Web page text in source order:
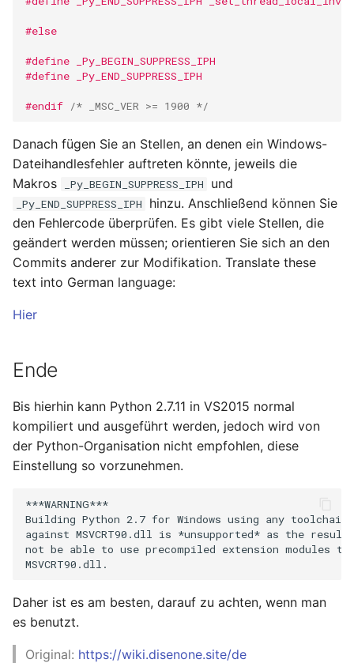
#else
#define _Py_BEGIN_SUPPRESS_IPH
#define _Py_END_SUPPRESS_IPH
#endif /* _MSC_VER >= 1900 */
Danach fügen Sie an Stellen, an denen ein Windows-
Dateihandlesfehler auftreten könnte, jeweils die
Makros
_Py_BEGIN_SUPPRESS_IPH und
_Py_END_SUPPRESS_IPH
hinzu. Anschließend können Sie
den Fehlercode überprüfen. Es gibt viele Stellen, die
geändert werden müssen; orientieren Sie sich an den
Commits anderer zur Modifikation. Translate these
text into German language:
Hier
Ende
Bis hierhin kann Python 2.7.11 in VS2015 normal
kompiliert und ausgeführt werden, jedoch wird von
der Python-Organisation nicht empfohlen, diese
Einstellung so vorzunehmen.
***WARNING***
Building Python 2.7 for Windows using any
against MSVCRT90.dll is *unsupported* as the
not be able to use precompiled extension modules
Daher ist es am besten, darauf zu achten, wenn man
es benutzt.
Original: https://wiki.disenone.site/de